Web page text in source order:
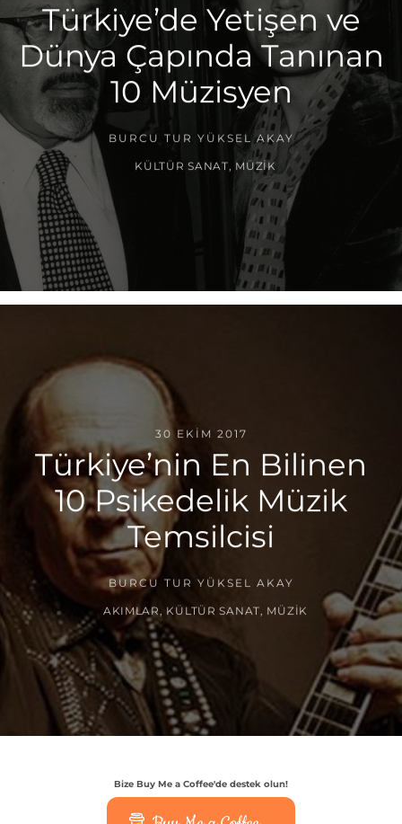
Türkiye’de Yetişen ve
Dünya Çapında Tanınan
10 Müzisyen
BURCU TUR YÜKSEL AKAY
KÜLTÜR SANAT MÜZIK
30 EKIM 2017
Türkiye’nin En Bilinen
10 Psikedelik Müzik
Temsilcisi
BURCU TUR YÜKSEL AKAY
AKIMLAR KÜLTÜR SANAT MÜZIK
Bize Buy Me a Coffee'de destek olun!